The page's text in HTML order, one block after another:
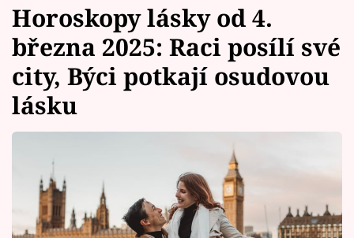
Témata
Celebrity
Vztahy
Seriály
Horoskopy
Horoskopy lásky od 4.
března 2025: Raci posílí své
city, Býci potkají osudovou
lásku